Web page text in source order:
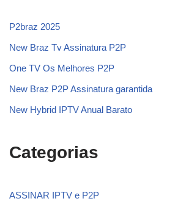
P2braz 2025
New Braz Tv Assinatura P2P
One TV Os Melhores P2P
New Braz P2P Assinatura garantida
New Hybrid IPTV Anual Barato
Categorias
ASSINAR IPTV e P2P